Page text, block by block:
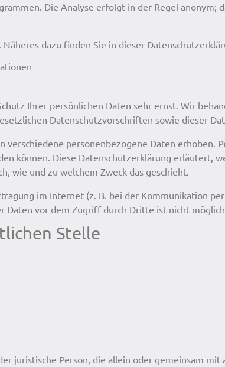
Die Analyse erfolgt in der Regel anonym;
dazu finden Sie in dieser
Ihrer persönlichen Daten sehr ernst. Wir
Datenschutzvorschriften sowie dieser
verschiedene personenbezogene Daten erhoben.
können. Diese Datenschutzerklärung erläutert,
wie und zu welchem Zweck das geschieht.
im Internet (z. B. bei der Kommunikation
Daten vor dem Zugriff durch Dritte ist nicht
Stelle
juristische Person, die allein oder gemeinsam mit